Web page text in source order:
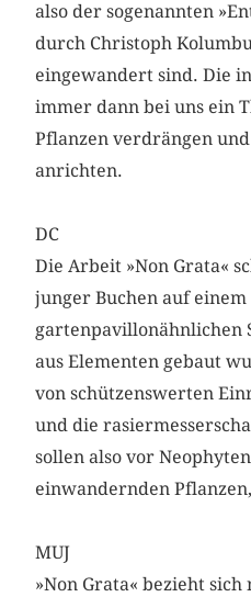
also der sogenannten
durch Christoph
eingewandert sind. Die
immer dann bei uns ein
Pflanzen verdrängen
anrichten.
DC
Die Arbeit »Non Grata«
junger Buchen auf
gartenpavillonähnlichen
aus Elementen gebaut
von schützenswerten
und die
sollen also vor
einwandernden
MUJ
»Non Grata« bezieht